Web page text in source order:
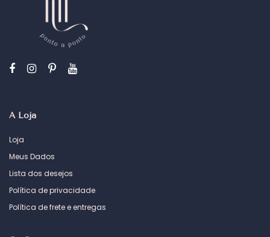
A Loja
Loja
Meus Dados
Lista dos desejos
Política de privacidade
Política de frete e entregas